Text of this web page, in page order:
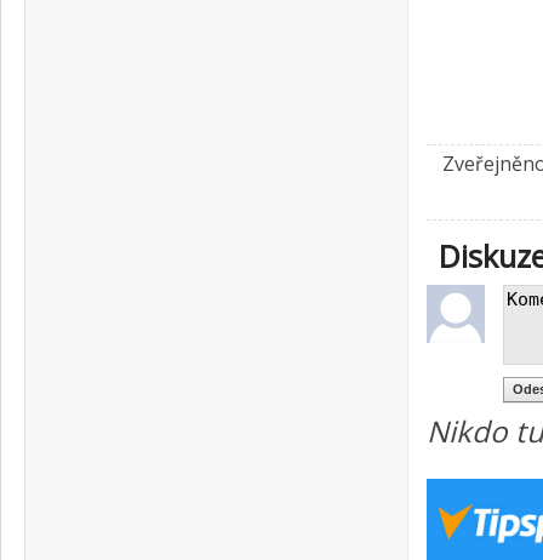
Nikdo